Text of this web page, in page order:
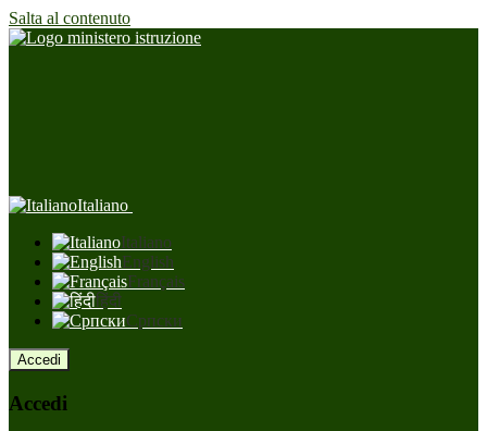
Salta al contenuto
Italiano
Italiano
English
Français
हिंदी
Српски
Accedi
Accedi